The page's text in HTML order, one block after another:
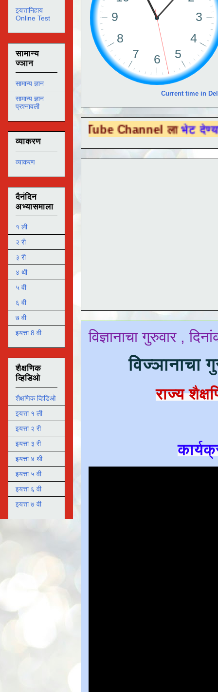
Current time in
Tube Channel लाभेट देण्यासाठी येथे
विज्ञानाचा गुरुवार ,
विज्ञानाचा
राज्य
इयत्तानिहाय
Online Test
सामान्य
ज्ञान
सामान्य ज्ञान
सामान्य ज्ञान
प्रश्नावली
व्याकरण
व्याकरण
दैनंदिन
अभ्यासमाला
१ ली
२ री
३ री
४ थी
५ वी
६ वी
७ वी
इयत्ता 8 वी
शैक्षणिक
व्हिडिओ
शैक्षणिक व्हिडिओ
इयत्ता १ ली
इयत्ता २ री
इयत्ता ३ री
इयत्ता ४ थी
इयत्ता ५ वी
इयत्ता ६ वी
इयत्ता ७ वी